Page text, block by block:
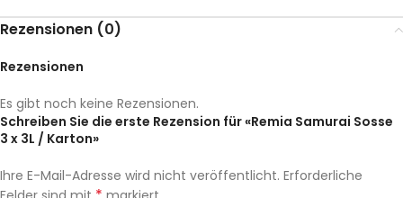
Rezensionen (0)
Rezensionen
Es gibt noch keine Rezensionen.
Schreiben Sie die erste Rezension für «Remia Samurai Sosse
3 x 3L / Karton»
Ihre E-Mail-Adresse wird nicht veröffentlicht. Erforderliche